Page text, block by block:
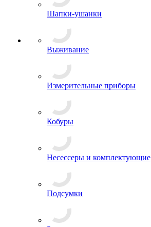
Шапки-ушанки
Выживание
Измерительные приборы
Кобуры
Несессеры и комплектующие
Подсумки